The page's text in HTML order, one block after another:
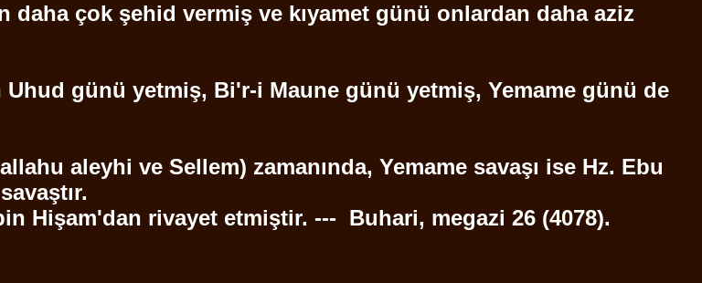
daha çok şehid vermiş ve kıyamet günü onlardan daha aziz
Uhud günü yetmiş, Bi'r-i Maune günü yetmiş, Yemame günü de
aleyhi ve Sellem) zamanında, Yemame savaşı ise Hz. Ebu
Hişam'dan rivayet etmiştir. --- Buhari, megazi 26 (4078).